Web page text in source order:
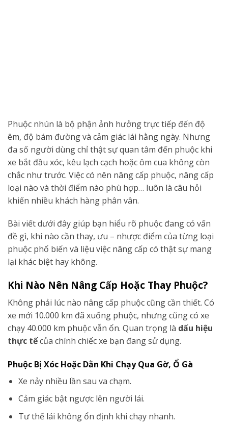
Phuộc nhún là bộ phận ảnh hưởng trực tiếp đến độ
êm, độ bám đường và cảm giác lái hằng ngày. Nhưng
đa số người dùng chỉ thật sự quan tâm đến phuộc khi
xe bắt đầu xóc, kêu lạch cạch hoặc ôm cua không còn
chắc như trước. Việc có nên nâng cấp phuộc, nâng cấp
loại nào và thời điểm nào phù hợp… luôn là câu hỏi
khiến nhiều khách hàng phân vân.
Bài viết dưới đây giúp bạn hiểu rõ phuộc đang có vấn
đề gì, khi nào cần thay, ưu – nhược điểm của từng loại
phuộc phổ biến và liệu việc nâng cấp có thật sự mang
lại khác biệt hay không.
Khi Nào Nên Nâng Cấp Hoặc Thay Phuộc?
Không phải lúc nào nâng cấp phuộc cũng cần thiết. Có
xe mới 10.000 km đã xuống phuộc, nhưng cũng có xe
chạy 40.000 km phuộc vẫn ổn. Quan trọng là dấu hiệu
thực tếcủa chính chiếc xe bạn đang sử dụng.
Phuộc Bị Xóc Hoặc Dằn Khi Chạy Qua Gờ, Ổ Gà
Xe nảy nhiều lần sau va chạm.
Cảm giác bật ngược lên người lái.
Tư thế lái không ổn định khi chạy nhanh.